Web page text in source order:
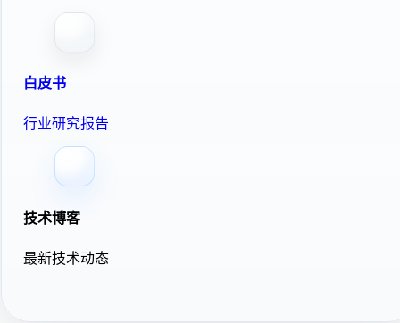
白皮书
行业研究报告
技术博客
最新技术动态